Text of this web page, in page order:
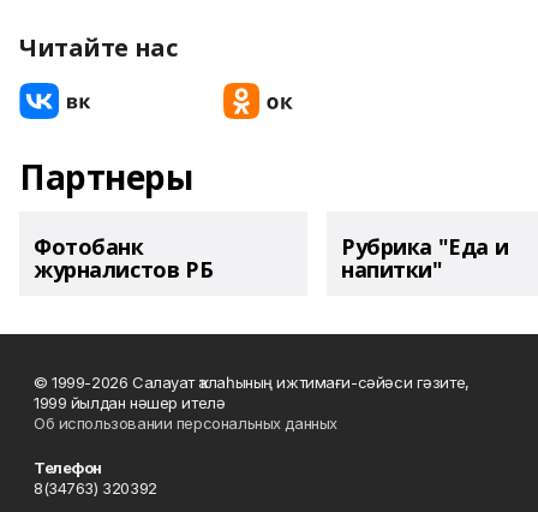
Читайте нас
Партнеры
Фотобанк
журналистов РБ
Рубрика "Еда и
напитки"
© 1999-2026 Салауат ҡалаһының ижтимағи-сәйәси гәзите,
1999 йылдан нәшер ителә
Об использовании персональных данных
Телефон
8(34763) 320392